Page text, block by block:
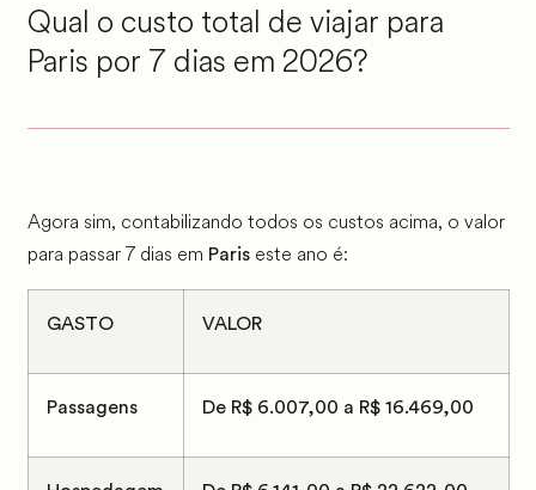
Qual o custo total de viajar para
Paris por 7 dias em 2026?
Agora sim, contabilizando todos os custos acima, o valor
para passar 7 dias em Pariseste ano é:
GASTO VALOR
Passagens De R$ 6.007,00 a R$ 16.469,00